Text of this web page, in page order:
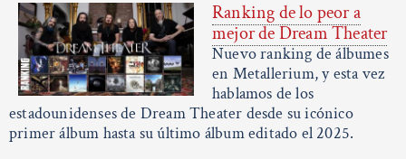
Ranking de lo peor a
mejor de Dream Theater
Nuevo ranking de álbumes
en Metallerium, y esta vez
hablamos de los
estadounidenses de Dream Theater desde su icónico
primer álbum hasta su último álbum editado el 2025.